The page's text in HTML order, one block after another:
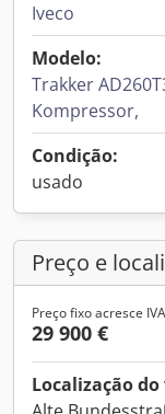
Iveco
Modelo:
Trakker
Kompressor,
Condição:
usado
Preço e
Preço fixo acresce IVA
29 900 €
Localização